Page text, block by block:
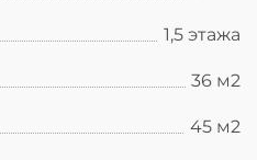
1,5 этажа
36 м2
45 м2